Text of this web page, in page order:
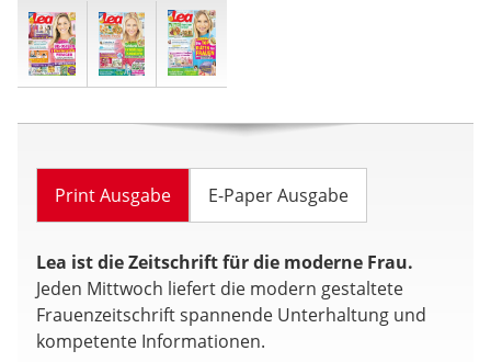
Print Ausgabe E-Paper Ausgabe
Lea ist die Zeitschrift für die moderne Frau.
Jeden Mittwoch liefert die modern gestaltete
Frauenzeitschrift spannende Unterhaltung und
kompetente Informationen.